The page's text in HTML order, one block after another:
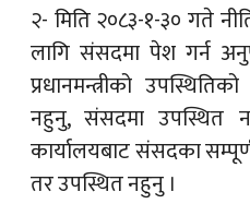
२- मिति २०८३-१-३० गते
लागि संसदमा पेश गर्न
प्रधानमन्त्रीको
नहुनु, संसदमा
कार्यालयबाट संसदका
तर उपस्थित नहुनु ।